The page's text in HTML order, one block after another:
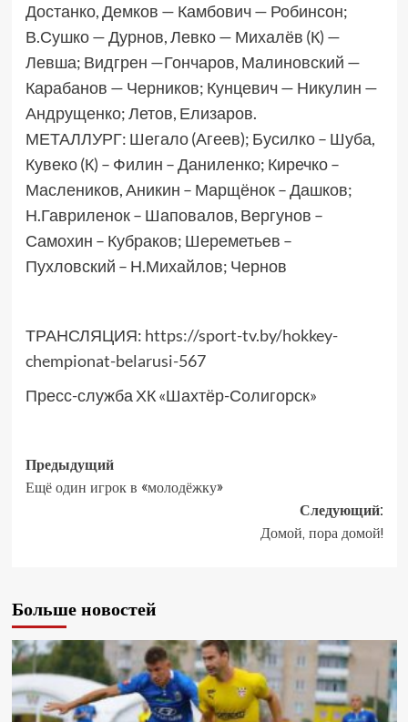
Достанко, Демков — Камбович — Робинсон;
В.Сушко — Дурнов, Левко — Михалёв (К) —
Левша; Видгрен —Гончаров, Малиновский —
Карабанов — Черников; Кунцевич — Никулин —
Андрущенко; Летов, Елизаров.
МЕТАЛЛУРГ: Шегало (Агеев); Бусилко – Шуба,
Кувеко (К) – Филин – Даниленко; Киречко –
Маслеников, Аникин – Марщёнок – Дашков;
Н.Гавриленок – Шаповалов, Вергунов –
Самохин – Кубраков; Шереметьев –
Пухловский – Н.Михайлов; Чернов
ТРАНСЛЯЦИЯ: https://sport-tv.by/hokkey-
chempionat-belarusi-567
Пресс-служба ХК «Шахтёр-Солигорск»
Предыдущий
Ещё один игрок в «молодёжку»
Следующий:
Домой, пора домой!
Больше новостей